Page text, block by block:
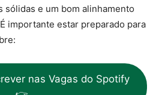
sólidas e um bom alinhamento
importante estar preparado para
nas Vagas do Spotify